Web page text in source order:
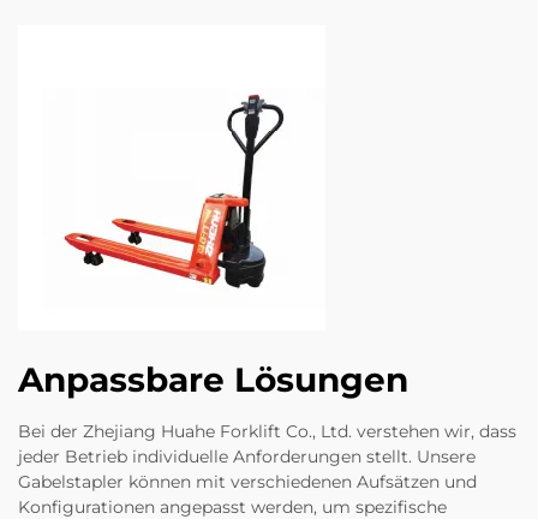
Anpassbare Lösungen
Bei der Zhejiang Huahe Forklift Co., Ltd. verstehen wir, dass
jeder Betrieb individuelle Anforderungen stellt. Unsere
Gabelstapler können mit verschiedenen Aufsätzen und
Konfigurationen angepasst werden, um spezifische